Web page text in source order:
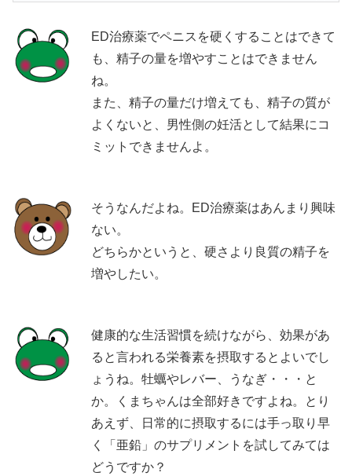
ED治療薬でペニスを硬くすることはできて
も、精子の量を増やすことはできません
ね。
また、精子の量だけ増えても、精子の質が
よくないと、男性側の妊活として結果にコ
ミットできませんよ。
そうなんだよね。ED治療薬はあんまり興味
ない。
どちらかというと、硬さより良質の精子を
増やしたい。
健康的な生活習慣を続けながら、効果があ
ると言われる栄養素を摂取するとよいでし
ょうね。牡蠣やレバー、うなぎ・・・と
か。くまちゃんは全部好きですよね。とり
あえず、日常的に摂取するには手っ取り早
く「亜鉛」のサプリメントを試してみては
どうですか？